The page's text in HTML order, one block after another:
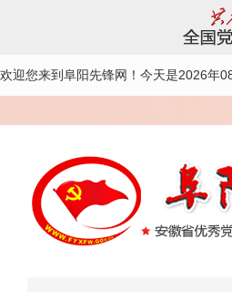
欢迎您来到阜阳先锋网！ 今天是2026年